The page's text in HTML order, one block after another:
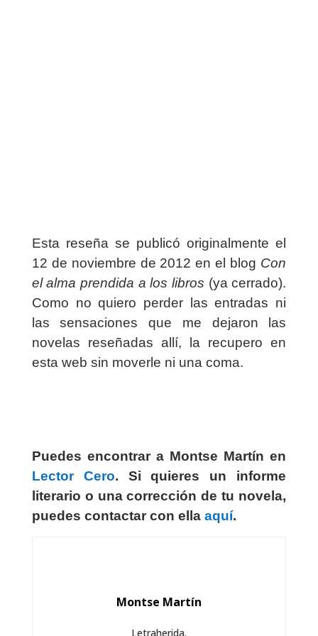
Esta reseña se publicó originalmente el
12 de noviembre de 2012 en el blog Con
el alma prendida a los libros (ya cerrado).
Como no quiero perder las entradas ni
las sensaciones que me dejaron las
novelas reseñadas allí, la recupero en
esta web sin moverle ni una coma.
Puedes encontrar a Montse Martín en
Lector Cero. Si quieres un informe
literario o una corrección de tu novela,
puedes contactar con ella aquí.
Montse Martín
Letraherida.